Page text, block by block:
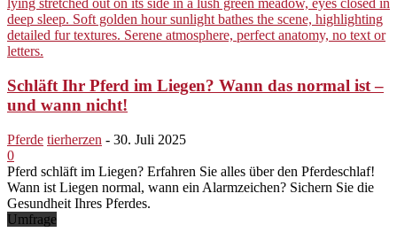
Schläft Ihr Pferd im Liegen? Wann das normal ist –
und wann nicht!
Pferde tierherzen - 30. Juli 2025
0
Pferd schläft im Liegen? Erfahren Sie alles über den Pferdeschlaf!
Wann ist Liegen normal, wann ein Alarmzeichen? Sichern Sie die
Gesundheit Ihres Pferdes.
Umfrage